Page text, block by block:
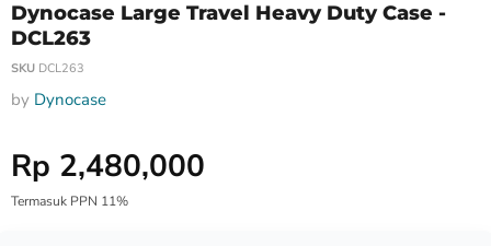
Dynocase Large Travel Heavy Duty Case -
DCL263
SKU DCL263
by Dynocase
Harga Special
Rp 2,480,000
Termasuk PPN 11%